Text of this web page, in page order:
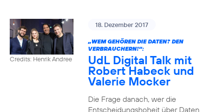
Credits: Henrik Andree
18. Dezember 2017
„WEM GEHÖREN DIE DATEN? DEN
VERBRAUCHERN!“:
UdL Digital Talk mit
Robert Habeck und
Valerie Mocker
Die Frage danach, wer die
Entscheidungshoheit über Daten